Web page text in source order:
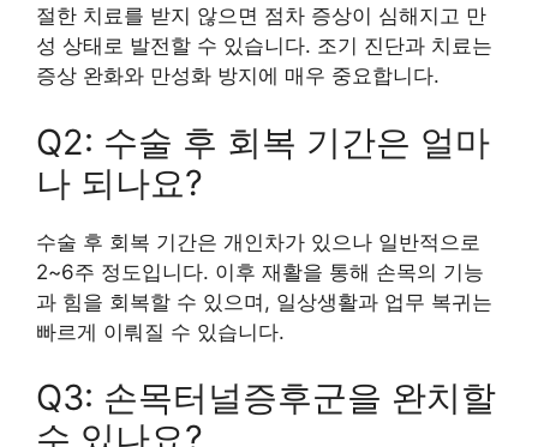
절한 치료를 받지 않으면 점차 증상이 심해지고 만
성 상태로 발전할 수 있습니다. 조기 진단과 치료는
증상 완화와 만성화 방지에 매우 중요합니다.
Q2: 수술 후 회복 기간은 얼마
나 되나요?
수술 후 회복 기간은 개인차가 있으나 일반적으로
2~6주 정도입니다. 이후 재활을 통해 손목의 기능
과 힘을 회복할 수 있으며, 일상생활과 업무 복귀는
빠르게 이뤄질 수 있습니다.
Q3: 손목터널증후군을 완치할
수 있나요?